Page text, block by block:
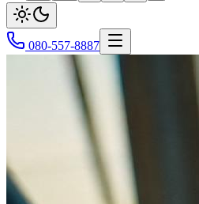
080-557-8887